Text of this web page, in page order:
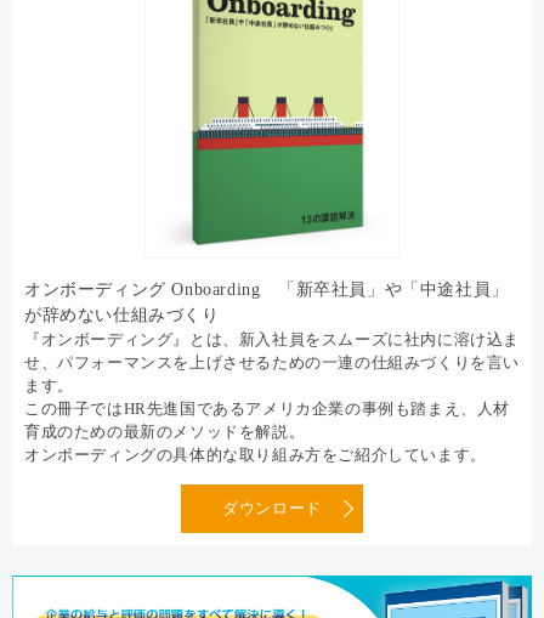
オンボーディング Onboarding 「新卒社員」や「中途社員」
が辞めない仕組みづくり
『オンボーディング』とは、新入社員をスムーズに社内に溶け込ま
せ、パフォーマンスを上げさせるための一連の仕組みづくりを言い
ます。
この冊子ではHR先進国であるアメリカ企業の事例も踏まえ、人材
育成のための最新のメソッドを解説。
オンボーディングの具体的な取り組み方をご紹介しています。
ダウンロード